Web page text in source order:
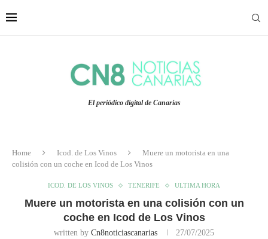
El periódico digital de Canarias
Home Icod. de Los Vinos
Muere un motorista en una
colisión con un coche en Icod de Los Vinos
ICOD. DE LOS VINOS TENERIFE ULTIMA HORA
Muere un motorista en una colisión con un
coche en Icod de Los Vinos
written by Cn8noticiascanarias 27/07/2025